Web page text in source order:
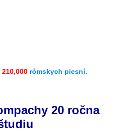
210,000 rómskych piesní.
20 ročna